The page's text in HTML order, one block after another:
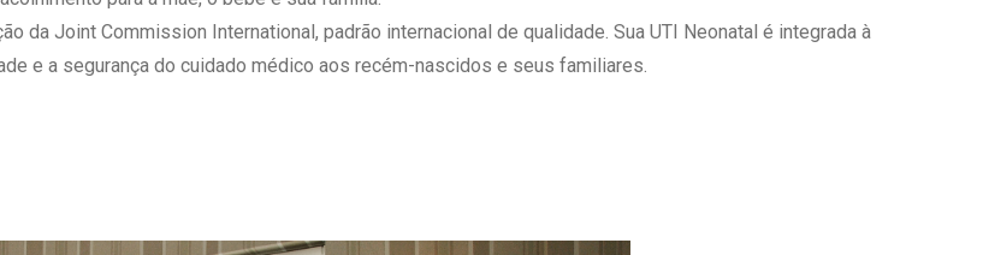
Quem Somos
Responsabilidade Ambiental
Ambulatório Digital de Nutrição para
da Joint Commission International, padrão internacional de qualidade. Sua UTI Neonatal é integrada à
e a segurança do cuidado médico aos recém-nascidos e seus familiares.